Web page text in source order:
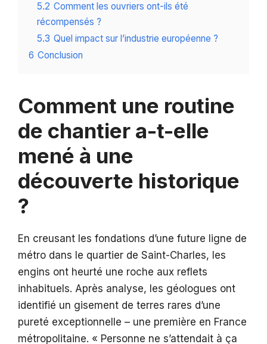
5.2 Comment les ouvriers ont-ils été
récompensés ?
5.3 Quel impact sur l’industrie européenne ?
6 Conclusion
Comment une routine
de chantier a-t-elle
mené à une
découverte historique
?
En creusant les fondations d’une future ligne de
métro dans le quartier de Saint-Charles, les
engins ont heurté une roche aux reflets
inhabituels. Après analyse, les géologues ont
identifié un gisement de terres rares d’une
pureté exceptionnelle – une première en France
métropolitaine. « Personne ne s’attendait à ça